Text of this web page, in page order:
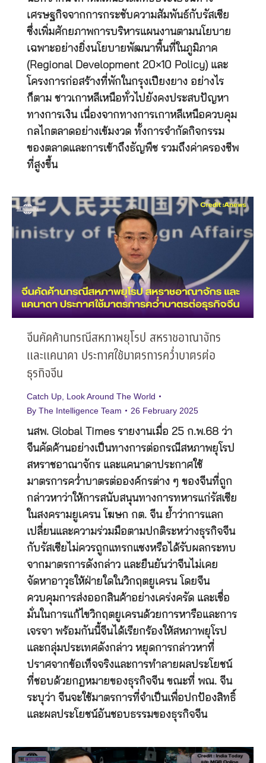
เศรษฐกิจจากการกระชับความสัมพันธ์กับรัสเซีย
ซึ่งเพิ่มศักยภาพการบริหารแผนงานตามนโยบาย
เฉพาะอย่างยิ่งนโยบายพัฒนาพื้นที่ในภูมิภาค
(Regional Development 20×10 Policy) และ
โครงการก่อสร้างที่พักในกรุงเปียงยาง อย่างไร
ก็ตาม ชาวเกาหลีเหนือทั่วไปยังคงประสบปัญหา
ทางการเงิน เนื่องจากทางการเกาหลีเหนือควบคุม
กลไกตลาดอย่างเข้มงวด ทั้งการจำกัดกิจกรรม
ของตลาดและการเข้าถึงธัญพืช รวมถึงค่าครองชีพ
ที่สูงขึ้น
จีนคัดค้านกรณีสหภาพยุโรป สหราชอาณาจักร
และแคนาดา ประกาศใช้มาตรการคว่ำบาตรต่อ
ธุรกิจจีน
Catch Up Look Around The World
By The Intelligence Team 26 February 2025
นสพ. Global Times รายงานเมื่อ 25 ก.พ.68 ว่า
จีนคัดค้านอย่างเป็นทางการต่อกรณีสหภาพยุโรป
สหราชอาณาจักร และแคนาดาประกาศใช้
มาตรการคว่ำบาตรต่อองค์กรต่าง ๆ ของจีนที่ถูก
กล่าวหาว่าให้การสนับสนุนทางการทหารแก่รัสเซีย
ในสงครามยูเครน โฆษก กต. จีน ย้ำว่าการแลก
เปลี่ยนและความร่วมมือตามปกติระหว่างธุรกิจจีน
กับรัสเซียไม่ควรถูกแทรกแซงหรือได้รับผลกระทบ
จากมาตรการดังกล่าว และยืนยันว่าจีนไม่เคย
จัดหาอาวุธให้ฝ่ายใดในวิกฤตยูเครน โดยจีน
ควบคุมการส่งออกสินค้าอย่างเคร่งครัด และเชื่อ
มั่นในการแก้ไขวิกฤตยูเครนด้วยการหารือและการ
เจรจา พร้อมกันนี้จีนได้เรียกร้องให้สหภาพยุโรป
และกลุ่มประเทศดังกล่าว หยุดการกล่าวหาที่
ปราศจากข้อเท็จจริงและการทำลายผลประโยชน์
ที่ชอบด้วยกฎหมายของธุรกิจจีน ขณะที่ พณ. จีน
ระบุว่า จีนจะใช้มาตรการที่จำเป็นเพื่อปกป้องสิทธิ์
และผลประโยชน์อันชอบธรรมของธุรกิจจีน